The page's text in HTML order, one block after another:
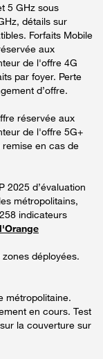
5 GHz sous
détails sur
Forfaits Mobile
aux
de l'offre 4G
par foyer. Perte
d’offre.
réservée aux
de l'offre 5G+
remise en cas de
2025 d’évaluation
métropolitains,
indicateurs
déployées.
métropolitaine.
en cours. Test
la couverture sur